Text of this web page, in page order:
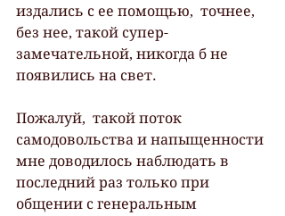
издались с ее помощью,  точнее,
без нее, такой супер-
замечательной, никогда б не
появились на свет.
Пожалуй,  такой поток
самодовольства и напыщенности
мне доводилось наблюдать в
последний раз только при
общении с генеральным